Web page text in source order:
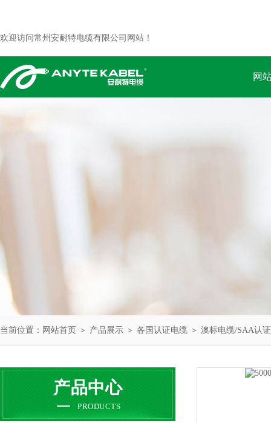
欢迎访问常州安耐特电缆有限公司网站！
网
当前位置： 网站首页 ＞ 产品展示 ＞ 各国认证电缆 ＞ 澳标电缆/SAA认
产品中心
PRODUCTS